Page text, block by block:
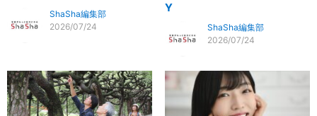
ShaSha編集部
2026/07/24
Y
ShaSha編集部
2026/07/24